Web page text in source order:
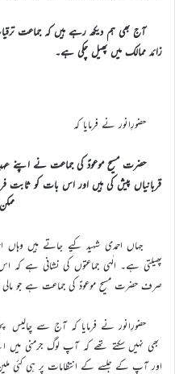
زائد ممالک میں پھیل چکی ہے۔
حضورِانور نے فرمایا کہ
حضرت مسیح موعودؑ کی جماعت نے اپنے
قربانیاں پیش کی ہیں اور اس بات کو ثابت
جہاں احمدی شہید کیے جاتے ہیں وہاں
پھیلتی ہے۔ الٰہی جماعتوں کی نشانی ہے کہ
صرف حضرت مسیح موعودؑ کی جماعت ہے جو مالی
حضورِانور نے فرمایا کہ آج سے
بھی نہیں سکتے تھے کہ آپ لوگ جرمنی
اور آپ کے جلسے کے انتظامات پر ہی کئی